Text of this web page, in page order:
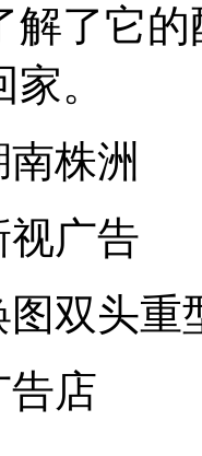
解了它
。
株洲
视广告
双头重
告店